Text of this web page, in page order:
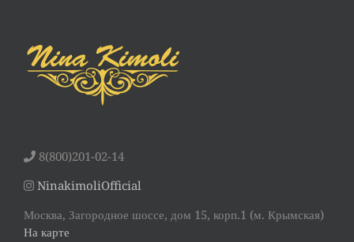
8(800)201-02-14
NinakimoliOfficial
Москва, Загородное шоссе, дом 15, корп.1 (м. Крымская)
На карте